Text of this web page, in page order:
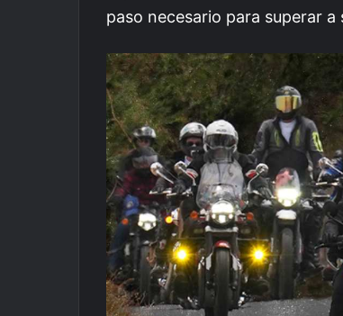
paso necesario para superar